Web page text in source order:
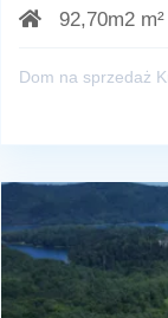
92,70m2 m²
Dom na sprzedaż